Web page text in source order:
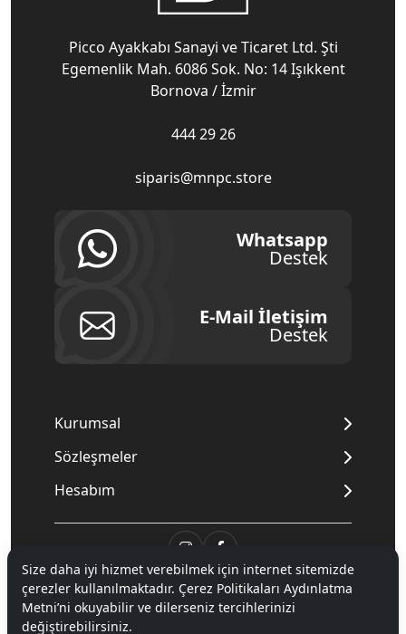
Picco Ayakkabı Sanayi ve Ticaret Ltd. Şti
Egemenlik Mah. 6086 Sok. No: 14 Işıkkent
Bornova / İzmir
444 29 26
siparis@mnpc.store
Whatsapp
Destek
E-Mail İletişim
Destek
Kurumsal
Sözleşmeler
Hesabım
© 2020Mnpc. Tüm hakları saklıdır.
Size daha iyi hizmet verebilmek için internet sitemizde
çerezler kullanılmaktadır. Çerez Politikaları Aydınlatma
Metni’ni okuyabilir ve dilerseniz tercihlerinizi
değiştirebilirsiniz.